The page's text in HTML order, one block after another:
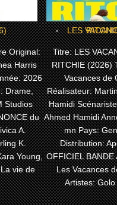
Original:
Harris
2026
Drame,
Studios
du
A.
K.
Young,
vie de
LES VACANCES DE
Titre: LES
RITCHIE (2026)
Vacances de
Réalisateur:
Hamidi
Ahmed Hamidi
mn Pays:
Distribution:
OFFICIEL BANDE
Les Vacances
Artistes: